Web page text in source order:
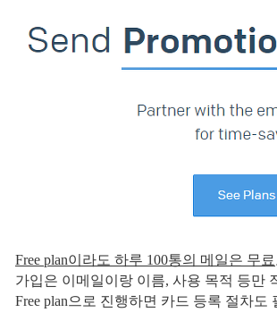
Free plan이라도 하루 100통의 메일은 무료
가입은 이메일이랑 이름, 사용 목적 등만
Free plan으로 진행하면 카드 등록 절차도